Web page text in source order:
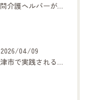
訪問介護ヘルパーが支える日常生活の安心
2026/04/09
沼津市で実践される細やかな介護の工夫と地域密着サービス